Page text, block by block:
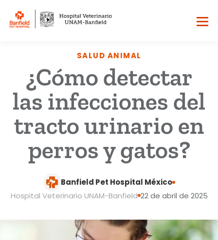
SALUD ANIMAL
¿Cómo detectar
las infecciones del
tracto urinario en
perros y gatos?
Banfield Pet Hospital México
Hospital Veterinario UNAM-Banfield 22 de abril de 2025